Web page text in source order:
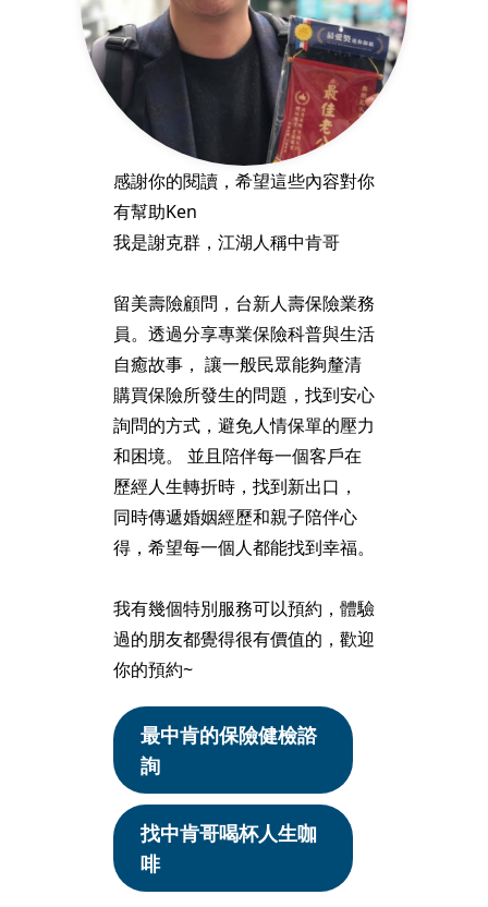
感謝你的閱讀，希望這些內容對你
有幫助Ken
我是謝克群，江湖人稱中肯哥
留美壽險顧問，台新人壽保險業務
員。透過分享專業保險科普與生活
自癒故事， 讓一般民眾能夠釐清
購買保險所發生的問題，找到安心
詢問的方式，避免人情保單的壓力
和困境。 並且陪伴每一個客戶在
歷經人生轉折時，找到新出口，
同時傳遞婚姻經歷和親子陪伴心
得，希望每一個人都能找到幸福。
我有幾個特別服務可以預約，體驗
過的朋友都覺得很有價值的，歡迎
你的預約~
最中肯的保險健檢諮
詢
找中肯哥喝杯人生咖
啡